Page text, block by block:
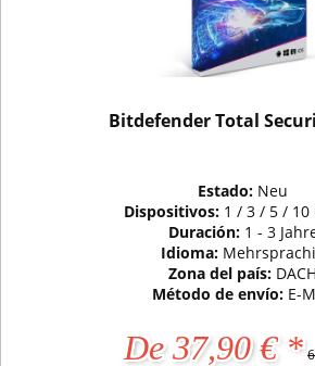
Bitdefender Total
Estado: Neu
Dispositivos: 1 / 3 / 5 / 10
Duración: 1 - 3
Idioma:
Zona del país: DACH
Método de envío: E-
De 37,90 € *